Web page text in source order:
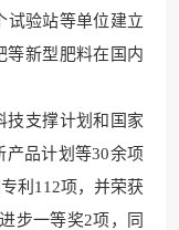
试验站等单位建立
等新型肥料在国内
技支撑计划和国家
产品计划等30余项
利112项，并荣获
步一等奖2项，同